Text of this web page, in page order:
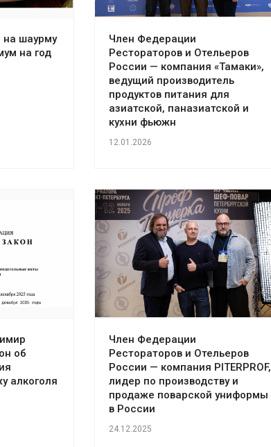
на шаурму
на год
Член Федерации
Рестораторов и Отельеров
России — компания «Тамаки»,
ведущий производитель
продуктов питания для
азиатской, паназиатской и
кухни фьюжн
12.01.2026
об
алкоголя
Член Федерации
Рестораторов и Отельеров
России — компания PITERPROF,
лидер по производству и
продаже поварской униформы
в России
24.12.2025